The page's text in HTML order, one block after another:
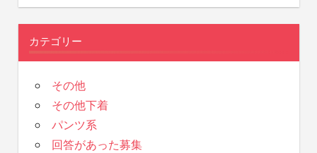
カテゴリー
その他
その他下着
パンツ系
回答があった募集